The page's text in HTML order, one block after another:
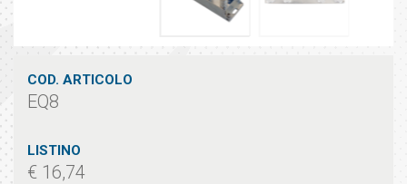
COD. ARTICOLO
EQ8
LISTINO
€ 16,74